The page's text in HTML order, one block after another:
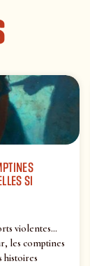
SI
violentes…
les comptines
histoires